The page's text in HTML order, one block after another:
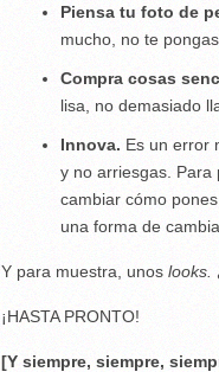
Piensa tu foto de
mucho, no te
Compra cosas
lisa, no demasiado
Innova. Es un error
y no arriesgas. Para
cambiar cómo
una forma de
Y para muestra, unos looks.
¡HASTA PRONTO!
[Y siempre, siempre,